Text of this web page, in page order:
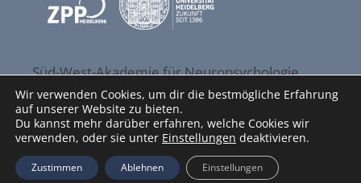
Süd-West-Akademie für Neuropsychologie
GmbH
Esternaystr. 49
76337 Waldbronn
06227/3980999
Wir verwenden Cookies, um dir die bestmögliche Erfahrung
auf unserer Website zu bieten.
Du kannst mehr darüber erfahren, welche Cookies wir
verwenden, oder sie unter Einstellungen deaktivieren.
Zustimmen Ablehnen Einstellungen